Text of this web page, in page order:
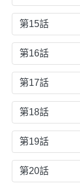
第15話
第16話
第17話
第18話
第19話
第20話